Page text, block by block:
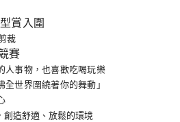
賞入圍
裁
賽
人事物，也喜歡吃喝玩樂
全世界圍繞著你的舞動」
創造舒適、放鬆的環境